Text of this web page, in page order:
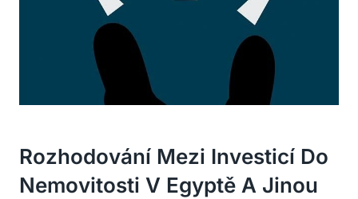
Rozhodování Mezi Investicí Do
Nemovitosti ‌v Egyptě A Jinou